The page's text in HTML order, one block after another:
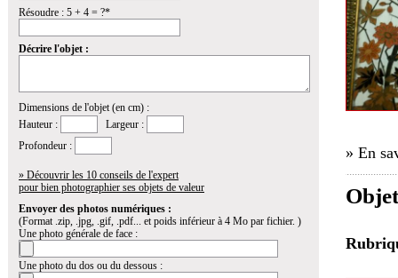
Résoudre : 5 + 4 = ?*
Décrire l'objet :
Dimensions de l'objet (en cm) :
Hauteur :
Largeur :
Profondeur :
» Découvrir les 10 conseils de l'expert
pour bien photographier ses objets de valeur
Envoyer des photos numériques :
(Format .zip, .jpg, .gif, .pdf... et poids inférieur à 4 Mo par fichier. )
Une photo générale de face :
Une photo du dos ou du dessous :
» En